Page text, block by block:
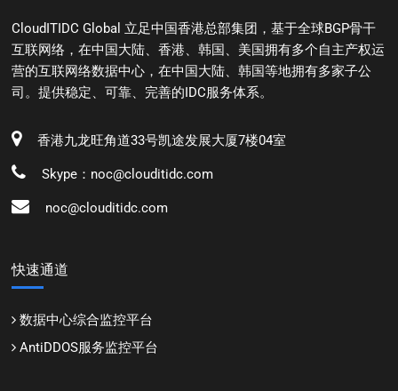
CloudITIDC Global 立足中国香港总部集团，基于全球BGP骨干
互联网络，在中国大陆、香港、韩国、美国拥有多个自主产权运
营的互联网络数据中心，在中国大陆、韩国等地拥有多家子公
司。提供稳定、可靠、完善的IDC服务体系。
香港九龙旺角道33号凯途发展大厦7楼04室
Skype：noc@clouditidc.com
noc@clouditidc.com
快速通道
数据中心综合监控平台
AntiDDOS服务监控平台